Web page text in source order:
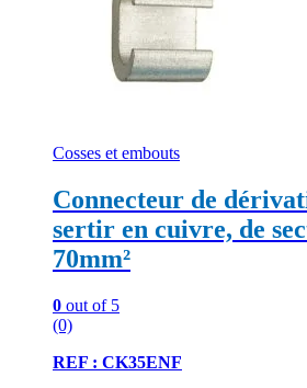
Cosses et embouts
Connecteur de
sertir en cuivre, de
70mm²
0 out of 5
(0)
REF : CK35ENF